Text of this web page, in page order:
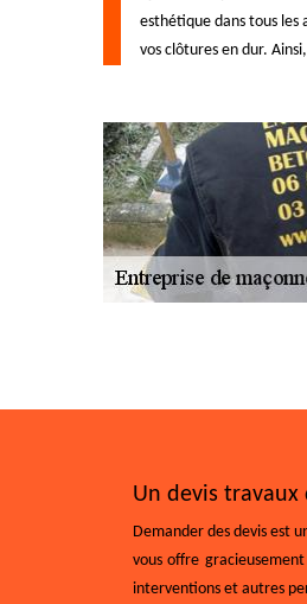
esthétique dans tous les
vos clôtures en dur.
Un devis travaux
Demander des devis est
vous offre
interventions et autres